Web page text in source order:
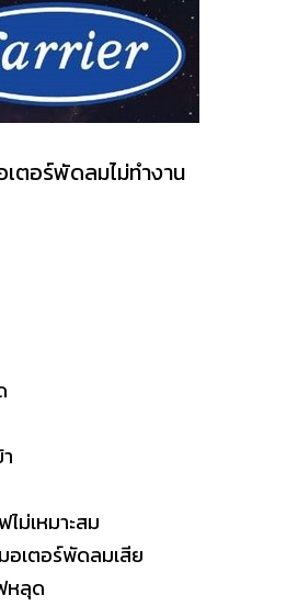
เตอร์พัดลมไม่ทำงาน
ม่เหมาะสม
เตอร์พัดลมเสีย
หลุด